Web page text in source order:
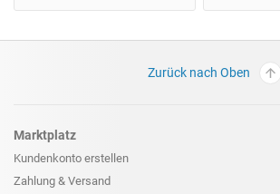
Zurück nach Oben
Marktplatz
Kundenkonto erstellen
Zahlung & Versand